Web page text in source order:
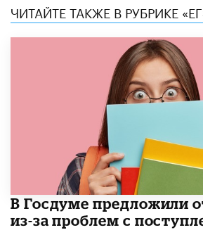
ЧИТАЙТЕ ТАКЖЕ В РУБРИКЕ
В Госдуме предложили
из-за проблем с